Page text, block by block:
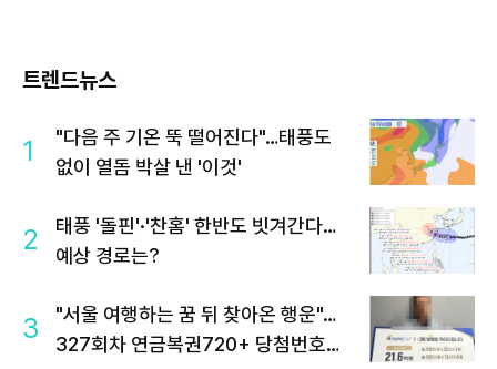
트렌드뉴스
1
"다음 주 기온 뚝 떨어진다"…태풍도
없이 열돔 박살 낸 '이것'
2
태풍 '돌핀'·'찬홈' 한반도 빗겨간다…
예상 경로는?
3
"서울 여행하는 꿈 뒤 찾아온 행운"…
327회차 연금복권720+ 당첨번호조